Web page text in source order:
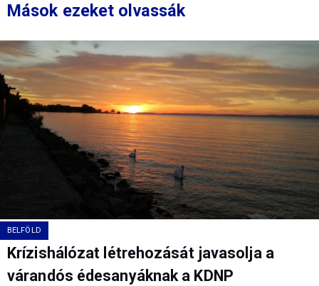
Mások ezeket olvassák
BELFÖLD
Krízishálózat létrehozását javasolja a
várandós édesanyáknak a KDNP